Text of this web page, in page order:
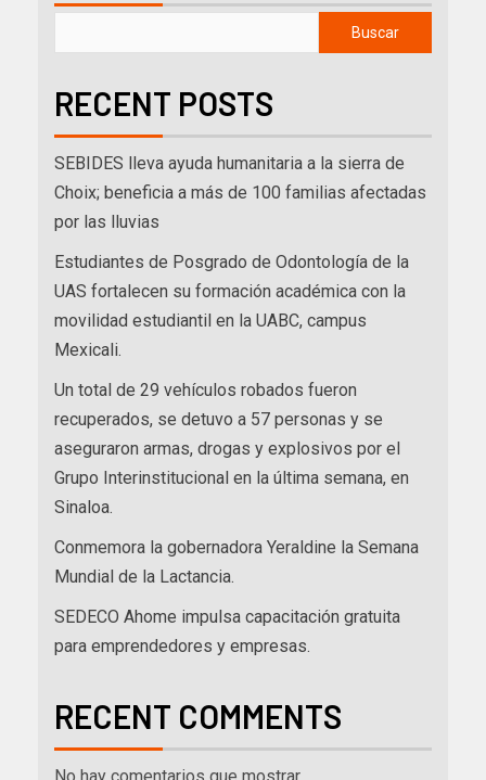
Buscar
RECENT POSTS
SEBIDES lleva ayuda humanitaria a la sierra de
Choix; beneficia a más de 100 familias afectadas
por las lluvias
Estudiantes de Posgrado de Odontología de la
UAS fortalecen su formación académica con la
movilidad estudiantil en la UABC, campus
Mexicali.
Un total de 29 vehículos robados fueron
recuperados, se detuvo a 57 personas y se
aseguraron armas, drogas y explosivos por el
Grupo Interinstitucional en la última semana, en
Sinaloa.
Conmemora la gobernadora Yeraldine la Semana
Mundial de la Lactancia.
SEDECO Ahome impulsa capacitación gratuita
para emprendedores y empresas.
RECENT COMMENTS
No hay comentarios que mostrar.